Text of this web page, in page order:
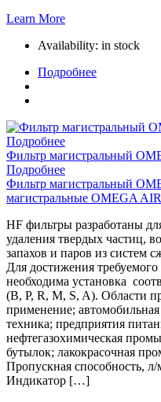
Learn More
Availability: in stock
Подробнее
Подробнее
Фильтр магистральный
Подробнее
Фильтр магистральный
магистральные OMEGA AIR
HF фильтры разработаны
удаления твердых частиц,
запахов и паров из систем
Для достижения требуемого
необходима установка
(B, P, R, M, S, A). Области
применение;
техника; предприятия
нефтегазохимическая
бутылок; лакокрасочная
Пропускная способность,
Индикатор […]